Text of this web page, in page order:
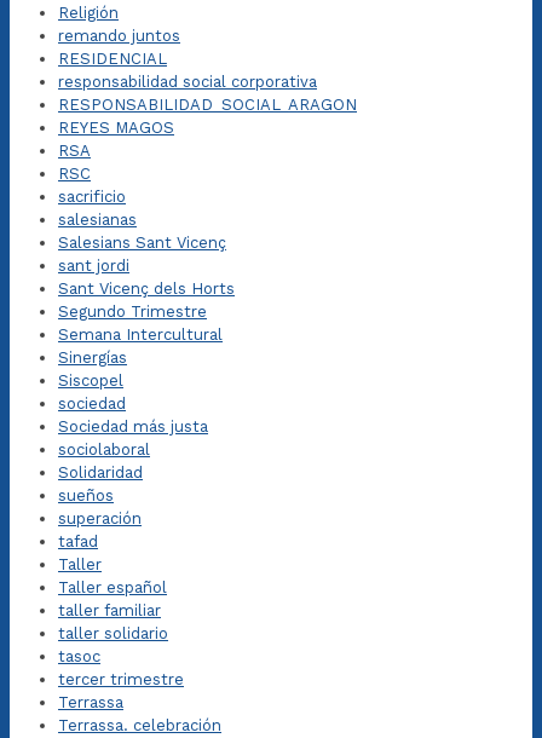
Religión
remando juntos
RESIDENCIAL
responsabilidad social corporativa
RESPONSABILIDAD_SOCIAL_ARAGON
REYES MAGOS
RSA
RSC
sacrificio
salesianas
Salesians Sant Vicenç
sant jordi
Sant Vicenç dels Horts
Segundo Trimestre
Semana Intercultural
Sinergías
Siscopel
sociedad
Sociedad más justa
sociolaboral
Solidaridad
sueños
superación
tafad
Taller
Taller español
taller familiar
taller solidario
tasoc
tercer trimestre
Terrassa
Terrassa. celebración